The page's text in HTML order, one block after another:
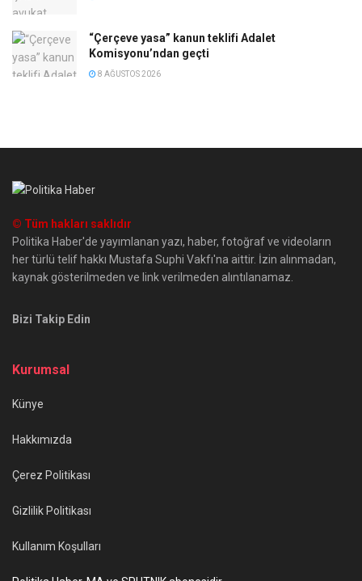
“Çerçeve yasa” kanun teklifi Adalet
Komisyonu’ndan geçti
8 AĞUSTOS 2026
© Tüm hakları saklıdır
Politika Haber'de yayımlanan yazı, haber, fotoğraf ve videoların
her türlü telif hakkı Mustafa Suphi Vakfı'na aittir. İzin alınmadan,
kaynak gösterilmeden ve link verilmeden alıntılanamaz.
Bizi Takip Edin
Kurumsal
Künye
Hakkımızda
Çerez Politikası
Gizlilik Politikası
Kullanım Koşulları